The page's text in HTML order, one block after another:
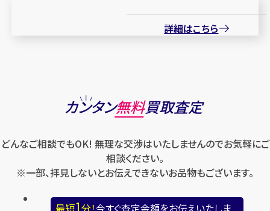
詳細はこちら
カンタン無料買取査定
どんなご相談でもOK! 無理な交渉はいたしませんのでお気軽にご
相談ください。
※一部、拝見しないとお伝えできないお品物もございます。
最短1分！今すぐ査定金額をお伝えいたしま